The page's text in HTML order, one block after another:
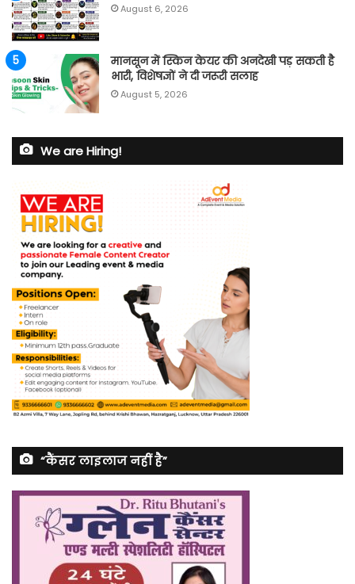
August 6, 2026
मानसून में स्किन केयर की अनदेखी पड़ सकती है
भारी, विशेषज्ञों ने दी जरूरी सलाह
August 5, 2026
We are Hiring!
“कैंसर लाइलाज नहीं है”